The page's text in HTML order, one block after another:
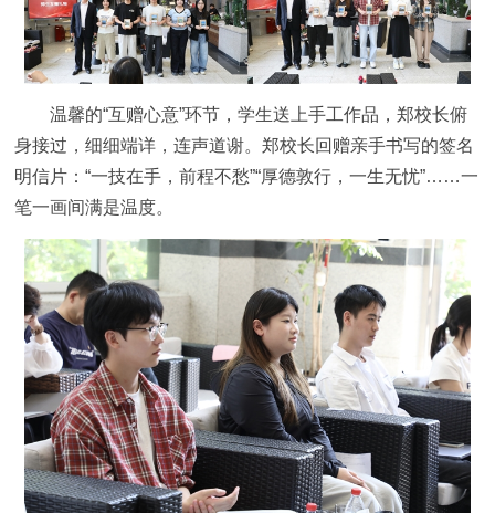
温馨的“互赠心意”环节，学生送上手工作品，郑校长俯
身接过，细细端详，连声道谢。郑校长回赠亲手书写的签名
明信片：“一技在手，前程不愁”“厚德敦行，一生无忧”……一
笔一画间满是温度。